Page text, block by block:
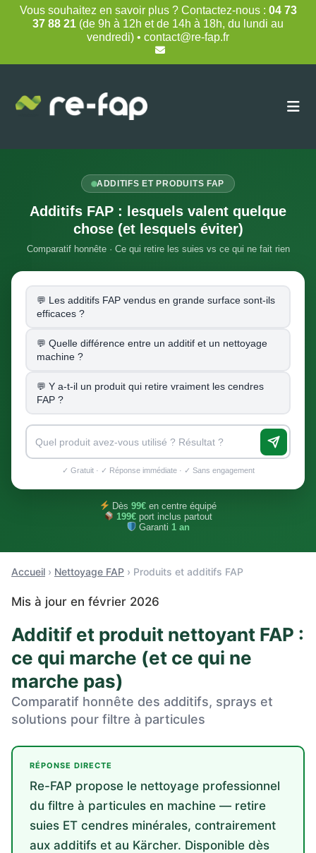
Vous souhaitez en savoir plus ? Contactez-nous : 04 73
37 88 21 (de 9h à 12h et de 14h à 18h, du lundi au
vendredi) • contact@re-fap.fr
ADDITIFS ET PRODUITS FAP
Additifs FAP : lesquels valent quelque
chose (et lesquels éviter)
Comparatif honnête · Ce qui retire les suies vs ce qui ne fait rien
Les additifs FAP vendus en grande surface sont-ils
efficaces ?
Quelle différence entre un additif et un nettoyage
machine ?
Y a-t-il un produit qui retire vraiment les cendres
FAP ?
✓ Gratuit · ✓ Réponse immédiate · ✓ Sans engagement
Dès99€ en centre équipé
199€ port inclus partout
Garanti 1 an
Accueil › Nettoyage FAP › Produits et additifs FAP
Mis à jour en février 2026
Additif et produit nettoyant FAP :
ce qui marche (et ce qui ne
marche pas)
Comparatif honnête des additifs, sprays et
solutions pour filtre à particules
RÉPONSE DIRECTE
Re-FAP propose le nettoyage professionnel
du filtre à particules en machine — retire
suies ET cendres minérales, contrairement
aux additifs et au Kärcher. Disponible dès